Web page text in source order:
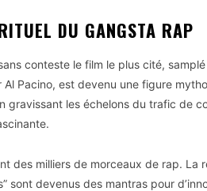
DU GANGSTA RAP
conteste le film le plus cité,
Pacino, est devenu une figure
gravissant les échelons du trafic de
des milliers de morceaux de rap. La
sont devenus des mantras pour